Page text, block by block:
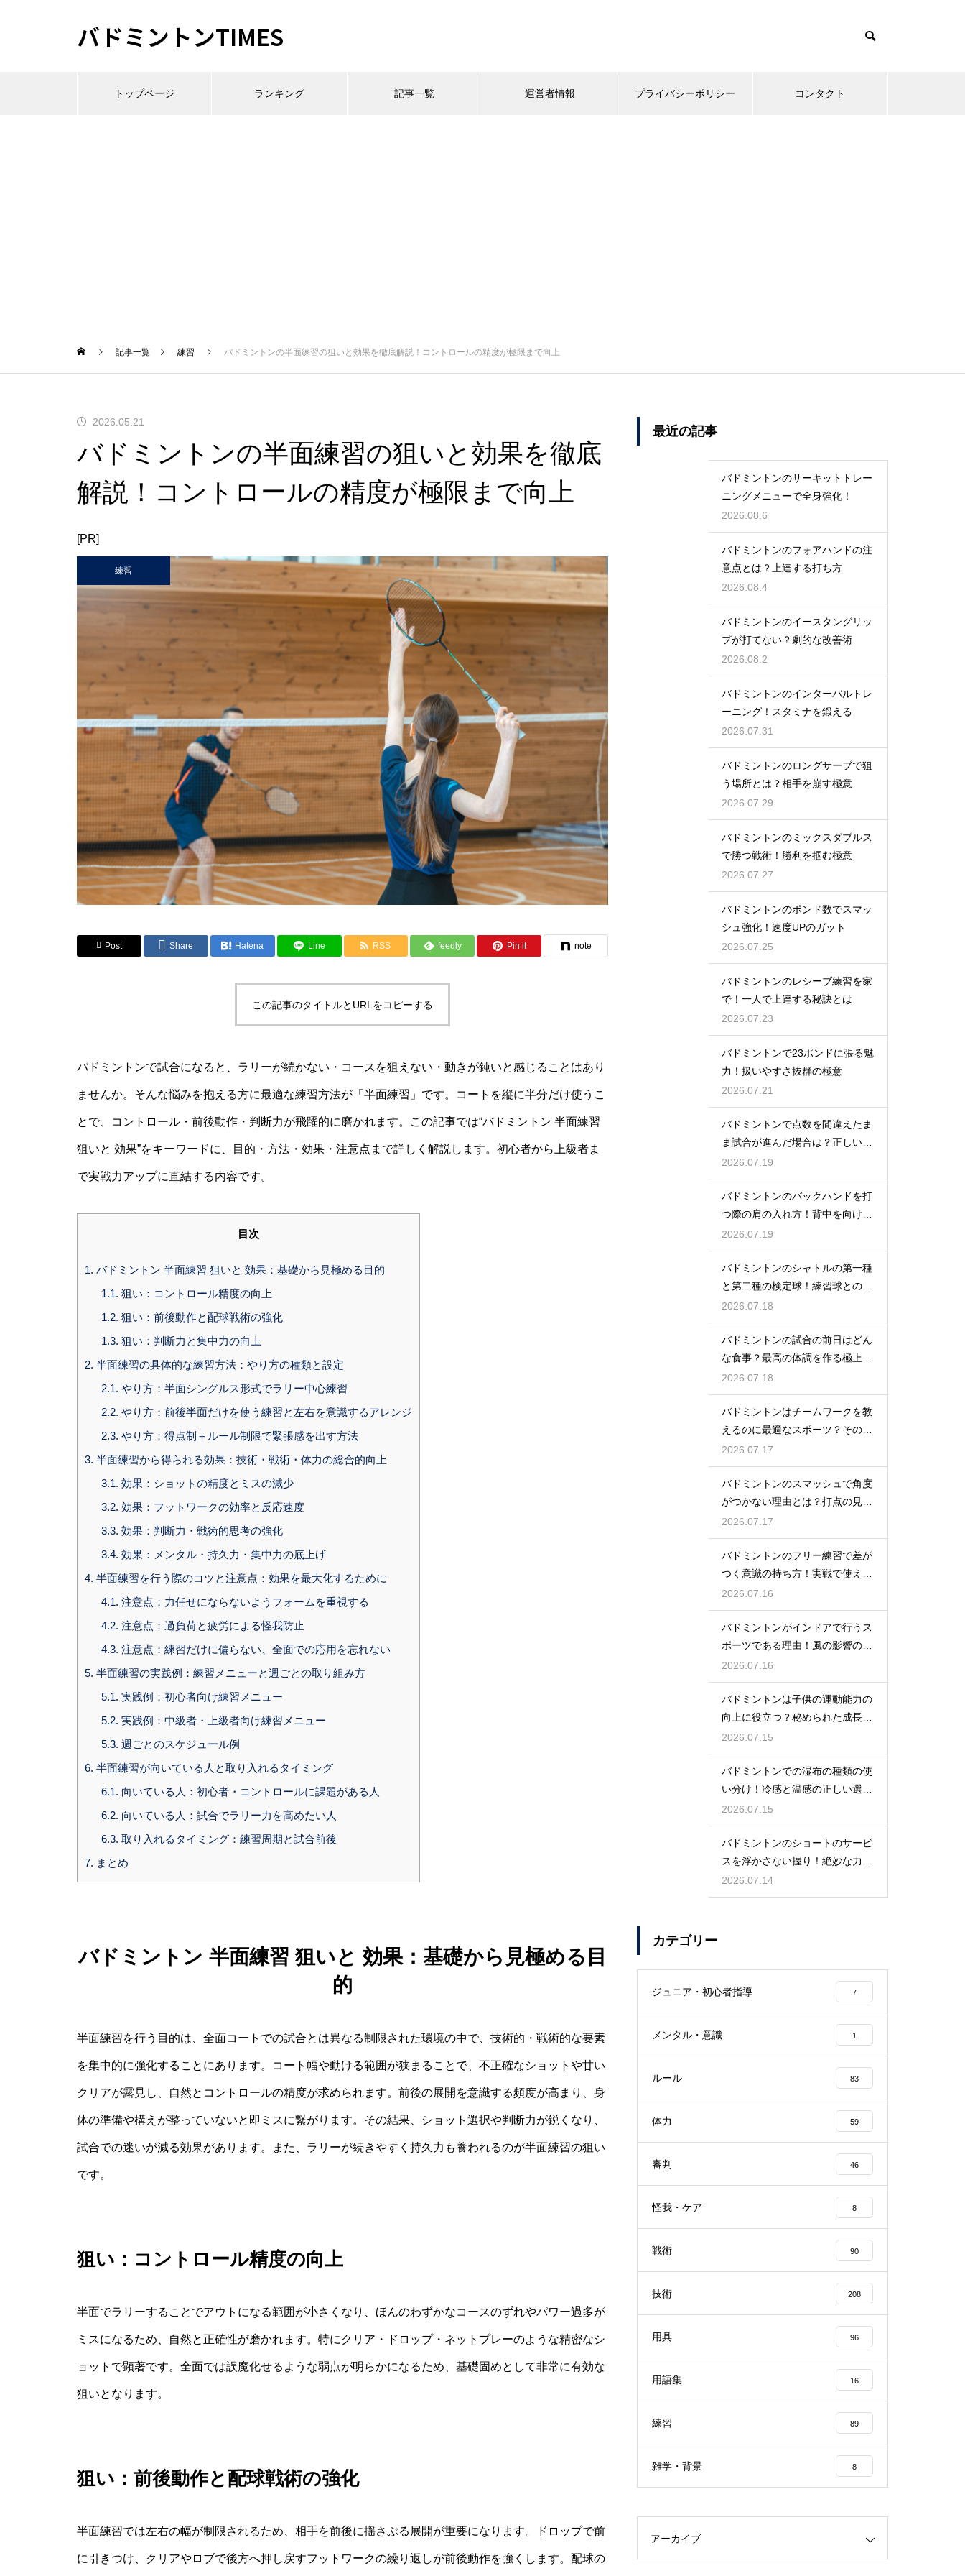
バドミントンTIMES
トップページ ランキング 記事一覧 運営者情報 プライバシーポリシー コンタクト
記事一覧 練習 バドミントンの半面練習の狙いと効果を徹底解説！コントロールの精度が極限まで向上
2026.05.21
バドミントンの半面練習の狙いと効果を徹底
解説！コントロールの精度が極限まで向上
[PR]
練習
Post Share Hatena Line RSS feedly Pin it note
この記事のタイトルとURLをコピーする
バドミントンで試合になると、ラリーが続かない・コースを狙えない・動きが鈍いと感じることはあり
ませんか。そんな悩みを抱える方に最適な練習方法が「半面練習」です。コートを縦に半分だけ使うこ
とで、コントロール・前後動作・判断力が飛躍的に磨かれます。この記事では“バドミントン 半面練習
狙いと 効果”をキーワードに、目的・方法・効果・注意点まで詳しく解説します。初心者から上級者ま
で実戦力アップに直結する内容です。
目次
1. バドミントン 半面練習 狙いと 効果：基礎から見極める目的
1.1. 狙い：コントロール精度の向上
1.2. 狙い：前後動作と配球戦術の強化
1.3. 狙い：判断力と集中力の向上
2. 半面練習の具体的な練習方法：やり方の種類と設定
2.1. やり方：半面シングルス形式でラリー中心練習
2.2. やり方：前後半面だけを使う練習と左右を意識するアレンジ
2.3. やり方：得点制＋ルール制限で緊張感を出す方法
3. 半面練習から得られる効果：技術・戦術・体力の総合的向上
3.1. 効果：ショットの精度とミスの減少
3.2. 効果：フットワークの効率と反応速度
3.3. 効果：判断力・戦術的思考の強化
3.4. 効果：メンタル・持久力・集中力の底上げ
4. 半面練習を行う際のコツと注意点：効果を最大化するために
4.1. 注意点：力任せにならないようフォームを重視する
4.2. 注意点：過負荷と疲労による怪我防止
4.3. 注意点：練習だけに偏らない、全面での応用を忘れない
5. 半面練習の実践例：練習メニューと週ごとの取り組み方
5.1. 実践例：初心者向け練習メニュー
5.2. 実践例：中級者・上級者向け練習メニュー
5.3. 週ごとのスケジュール例
6. 半面練習が向いている人と取り入れるタイミング
6.1. 向いている人：初心者・コントロールに課題がある人
6.2. 向いている人：試合でラリー力を高めたい人
6.3. 取り入れるタイミング：練習周期と試合前後
7. まとめ
バドミントン 半面練習 狙いと 効果：基礎から見極める目
的
半面練習を行う目的は、全面コートでの試合とは異なる制限された環境の中で、技術的・戦術的な要素
を集中的に強化することにあります。コート幅や動ける範囲が狭まることで、不正確なショットや甘い
クリアが露見し、自然とコントロールの精度が求められます。前後の展開を意識する頻度が高まり、身
体の準備や構えが整っていないと即ミスに繋がります。その結果、ショット選択や判断力が鋭くなり、
試合での迷いが減る効果があります。また、ラリーが続きやすく持久力も養われるのが半面練習の狙い
です。
狙い：コントロール精度の向上
半面でラリーすることでアウトになる範囲が小さくなり、ほんのわずかなコースのずれやパワー過多が
ミスになるため、自然と正確性が磨かれます。特にクリア・ドロップ・ネットプレーのような精密なシ
ョットで顕著です。全面では誤魔化せるような弱点が明らかになるため、基礎固めとして非常に有効な
狙いとなります。
狙い：前後動作と配球戦術の強化
半面練習では左右の幅が制限されるため、相手を前後に揺さぶる展開が重要になります。ドロップで前
に引きつけ、クリアやロブで後方へ押し戻すフットワークの繰り返しが前後動作を強くします。配球の
最近の記事
バドミントンのサーキットトレー
ニングメニューで全身強化！
2026.08.6
バドミントンのフォアハンドの注
意点とは？上達する打ち方
2026.08.4
バドミントンのイースタングリッ
プが打てない？劇的な改善術
2026.08.2
バドミントンのインターバルトレ
ーニング！スタミナを鍛える
2026.07.31
バドミントンのロングサーブで狙
う場所とは？相手を崩す極意
2026.07.29
バドミントンのミックスダブルス
で勝つ戦術！勝利を掴む極意
2026.07.27
バドミントンのポンド数でスマッ
シュ強化！速度UPのガット
2026.07.25
バドミントンのレシーブ練習を家
で！一人で上達する秘訣とは
2026.07.23
バドミントンで23ポンドに張る魅
力！扱いやすさ抜群の極意
2026.07.21
バドミントンで点数を間違えたま
ま試合が進んだ場合は？正しい修
正方法
2026.07.19
バドミントンのバックハンドを打
つ際の肩の入れ方！背中を向けて
構える
2026.07.19
バドミントンのシャトルの第一種
と第二種の検定球！練習球との違
いとは
2026.07.18
バドミントンの試合の前日はどん
な食事？最高の体調を作る極上メ
ニュー
2026.07.18
バドミントンはチームワークを教
えるのに最適なスポーツ？その理
由
2026.07.17
バドミントンのスマッシュで角度
がつかない理由とは？打点の見直
し方
2026.07.17
バドミントンのフリー練習で差が
つく意識の持ち方！実戦で使える
生きた球を打つ極意
2026.07.16
バドミントンがインドアで行うス
ポーツである理由！風の影響の大
きさ
2026.07.16
バドミントンは子供の運動能力の
向上に役立つ？秘められた成長効
果
2026.07.15
バドミントンでの湿布の種類の使
い分け！冷感と温感の正しい選び
方
2026.07.15
バドミントンのショートのサービ
スを浮かさない握り！絶妙な力加
減のコツ
2026.07.14
カテゴリー
ジュニア・初心者指導 7
メンタル・意識 1
ルール 83
体力 59
審判 46
怪我・ケア 8
戦術 90
技術 208
用具 96
用語集 16
練習 89
雑学・背景 8
アーカイブ